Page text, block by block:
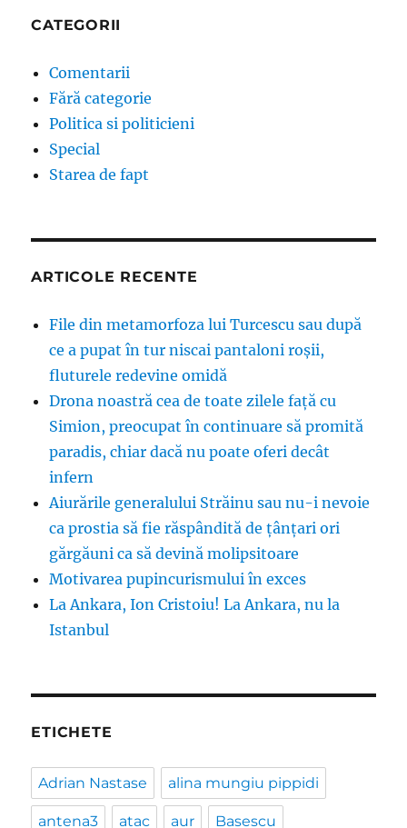
CATEGORII
Comentarii
Fără categorie
Politica si politicieni
Special
Starea de fapt
ARTICOLE RECENTE
File din metamorfoza lui Turcescu sau după
ce a pupat în tur niscai pantaloni roșii,
fluturele redevine omidă
Drona noastră cea de toate zilele față cu
Simion, preocupat în continuare să promită
paradis, chiar dacă nu poate oferi decât
infern
Aiurările generalului Străinu sau nu-i nevoie
ca prostia să fie răspândită de țânțari ori
gărgăuni ca să devină molipsitoare
Motivarea pupincurismului în exces
La Ankara, Ion Cristoiu! La Ankara, nu la
Istanbul
ETICHETE
Adrian Nastase alina mungiu pippidi
antena3 atac aur Basescu